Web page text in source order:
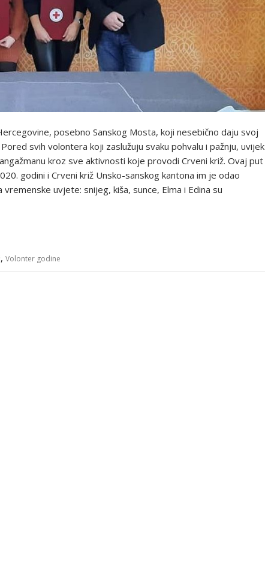
posebno Sanskog Mosta, koji nesebično daju svoj
svih volontera koji zaslužuju svaku pohvalu i pažnju, uvijek
kroz sve aktivnosti koje provodi Crveni križ. Ovaj put
godini i Crveni križ Unsko-sanskog kantona im je odao
uvjete: snijeg, kiša, sunce, Elma i Edina su
, Volonter godine